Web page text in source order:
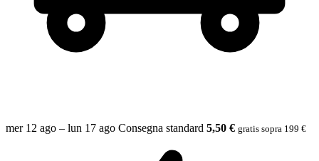
mer 12 ago – lun 17 ago Consegna standard 5,50 € gratis sopra 199 €